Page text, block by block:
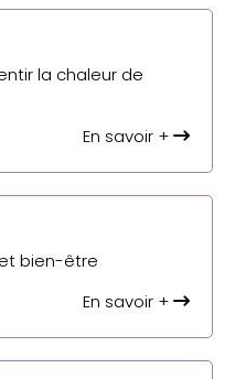
la chaleur de
En savoir +
bien-être
En savoir +